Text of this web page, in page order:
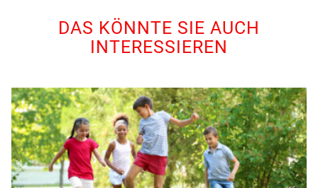
DAS KÖNNTE SIE AUCH
INTERESSIEREN